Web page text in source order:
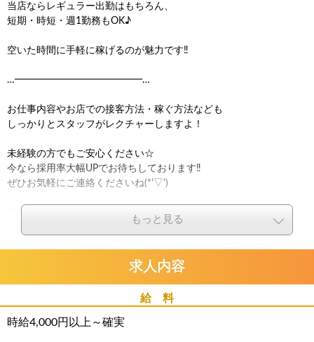
当店ならレギュラー出勤はもちろん、
短期・時短・週1勤務もOK♪
空いた時間に手軽に稼げるのが魅力です‼
…━━━━━━━━━━━━━…
お仕事内容やお店での接客方法・稼ぐ方法なども
しっかりとスタッフがレクチャーしますよ！
未経験の方でもご安心ください☆
今なら採用率大幅UPでお待ちしております‼
ぜひお気軽にご連絡くださいね(*'▽')
少しでも気になったらお問い合わせください☆彡
お友達同士の応募も大歓迎です(@^^)/~~~
もっと見る
求人内容
給 料
時給4,000円以上～確実